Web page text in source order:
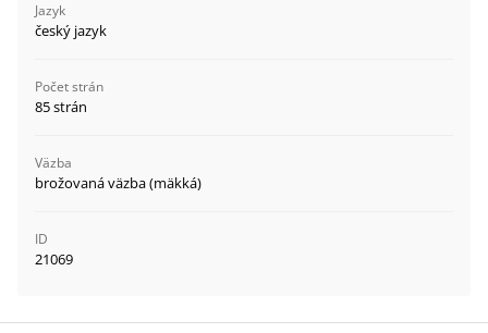
Jazyk
český jazyk
Počet strán
85 strán
Väzba
brožovaná väzba (mäkká)
ID
21069